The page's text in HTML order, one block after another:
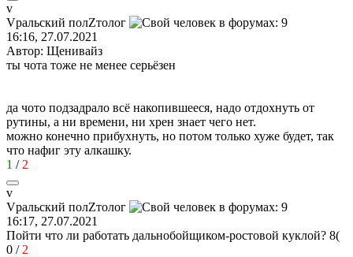
v
Vральский полZтолог
16:16, 27.07.2021
Автор: Щенивайз
ты чота тоже не менее серьёзен
да чото подзадрало всё накопившееся, надо отдохнуть от
рутины, а ни времени, ни хрен знает чего нет.
можно конечно прибухнуть, но потом только хуже будет, так
что нафиг эту алкашку.
1 / 2
v
Vральский полZтолог
16:17, 27.07.2021
Пойти что ли работать дальнобойщиком-ростовой куклой? 8(
0 / 2